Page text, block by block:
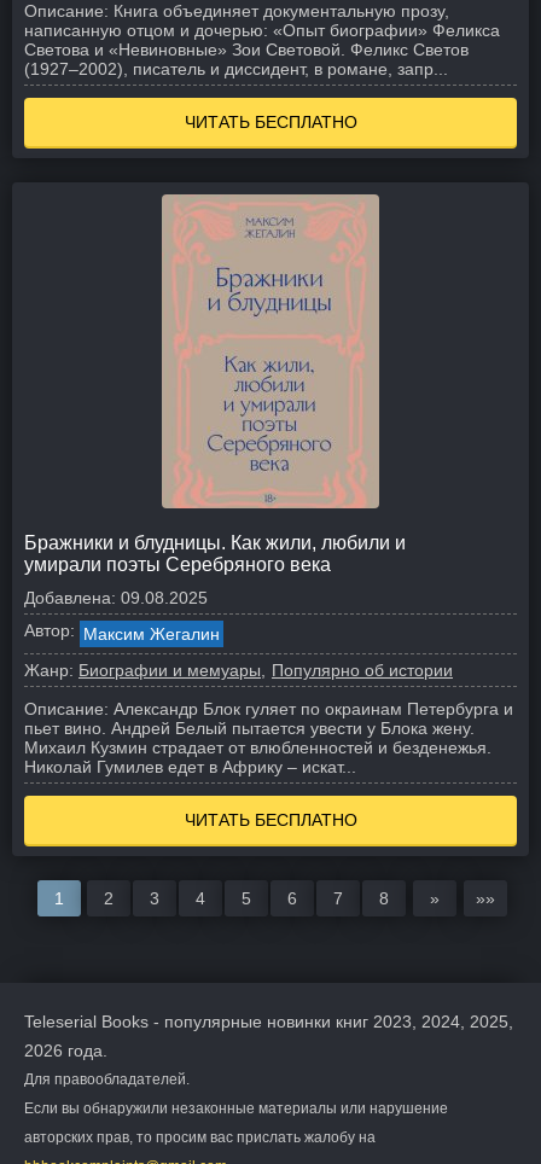
Описание: Книга объединяет документальную прозу,
написанную отцом и дочерью: «Опыт биографии» Феликса
Светова и «Невиновные» Зои Световой. Феликс Светов
(1927–2002), писатель и диссидент, в романе, запр...
ЧИТАТЬ БЕСПЛАТНО
Бражники и блудницы. Как жили, любили и
умирали поэты Серебряного века
Добавлена: 09.08.2025
Автор: Максим Жегалин
Жанр: Биографии и мемуары
Популярно об истории
Описание: Александр Блок гуляет по окраинам Петербурга и
пьет вино. Андрей Белый пытается увести у Блока жену.
Михаил Кузмин страдает от влюбленностей и безденежья.
Николай Гумилев едет в Африку – искат...
ЧИТАТЬ БЕСПЛАТНО
1 2 3 4 5 6 7 8 » »»
Teleserial Books - популярные новинки книг 2023, 2024, 2025,
2026 года.
Для правообладателей.
Если вы обнаружили незаконные материалы или нарушение
авторских прав, то просим вас прислать жалобу на